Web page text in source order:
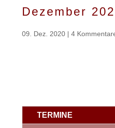
Dezember
09. Dez. 2020| 4
TERMINE